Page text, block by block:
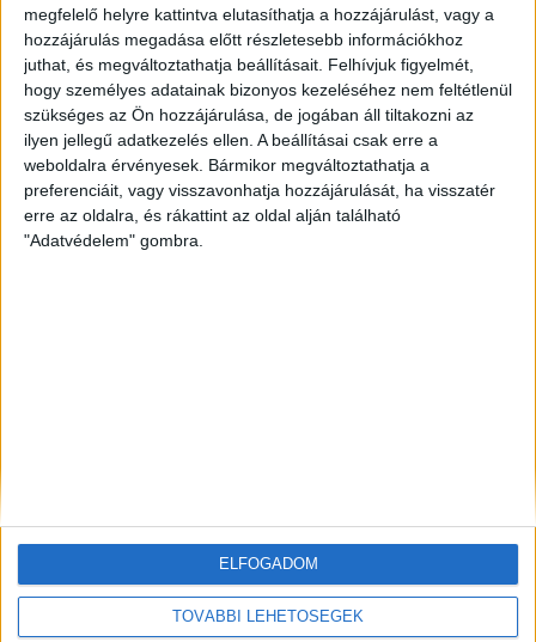
megfelelő helyre kattintva elutasíthatja a hozzájárulást, vagy a
hozzájárulás megadása előtt részletesebb információkhoz
juthat, és megváltoztathatja beállításait. Felhívjuk figyelmét,
hogy személyes adatainak bizonyos kezeléséhez nem feltétlenül
szükséges az Ön hozzájárulása, de jogában áll tiltakozni az
ilyen jellegű adatkezelés ellen. A beállításai csak erre a
weboldalra érvényesek. Bármikor megváltoztathatja a
preferenciáit, vagy visszavonhatja hozzájárulását, ha visszatér
erre az oldalra, és rákattint az oldal alján található
"Adatvédelem" gombra.
TOVÁBBI LEHETŐSÉGEK
ELFOGADOM
ZÖLDINFÓ 13 óra telt el a létrehozás óta
A hőség miatt korlátozzák az atomerőmű
működését Szlovéniában
ZÖLDINFÓ 20 óra telt el a létrehozás óta
Történelmi mélypontra apadt a Duna,
beavatkozással mentik az atomerőművet
ZÖLDINFÓ 2 nap telt el a létrehozás óta
A hőség miatt veszélyesen megemelkedett a